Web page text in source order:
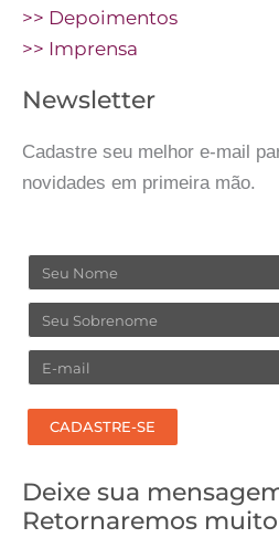
>> Depoimentos
>> Imprensa
Newsletter
Cadastre seu melhor e-mail
novidades em primeira mão.
Nome
Sobrenome
Email
CADASTRE-SE
Deixe sua
Retornaremos